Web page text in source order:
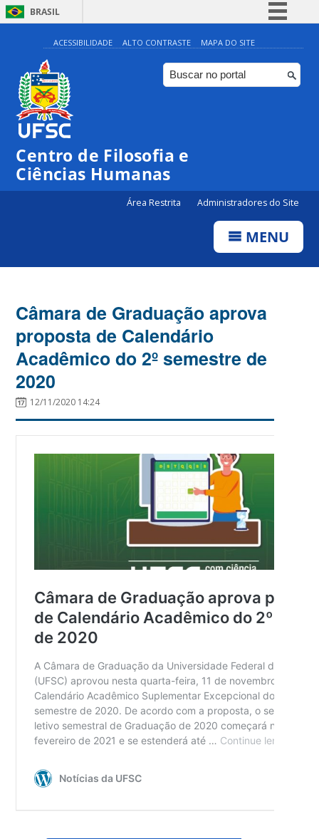
BRASIL
Simplifique!
Comunica BR
Participe
ACESSIBILIDADE ALTO CONTRASTE MAPA DO SITE
Centro de Filosofia e
Ciências Humanas
Área Restrita Administradores do Site
MENU
Câmara de Graduação aprova
proposta de Calendário
Acadêmico do 2º semestre de
2020
12/11/2020 14:24